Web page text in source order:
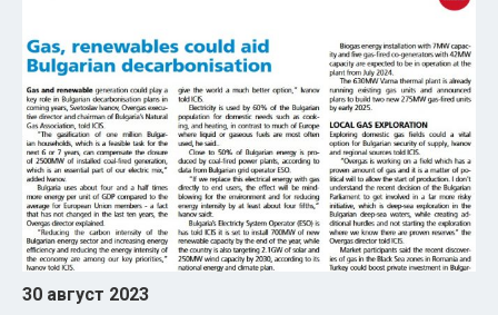
30 август 2023